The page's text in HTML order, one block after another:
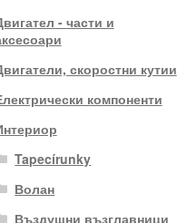
- части и
скоростни кутии
компоненти
Tapecírunky
Волан
Въздушни възглавници